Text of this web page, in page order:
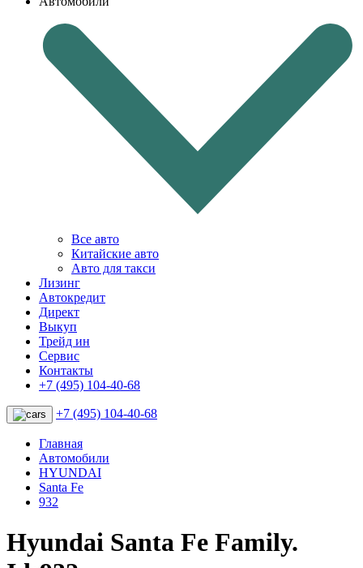
Все авто
Китайские авто
Авто для такси
Лизинг
Автокредит
Директ
Выкуп
Трейд ин
Сервис
Контакты
+7 (495) 104-40-68
+7 (495) 104-40-68
Главная
Автомобили
HYUNDAI
Santa Fe
932
Hyundai Santa Fe Family.